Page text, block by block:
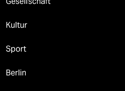
Kultur
Sport
Berlin